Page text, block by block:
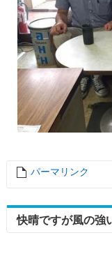
パーマリンク
快晴ですが風の強